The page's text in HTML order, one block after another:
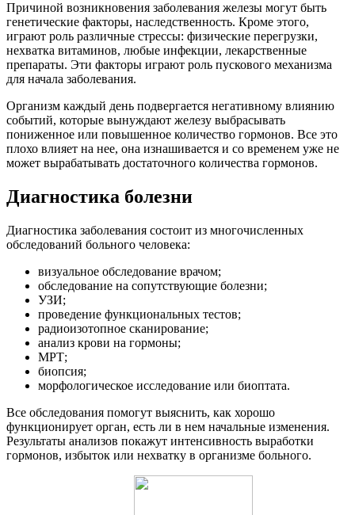
Причиной возникновения заболевания железы могут быть
генетические факторы, наследственность. Кроме этого,
играют роль различные стрессы: физические перегрузки,
нехватка витаминов, любые инфекции, лекарственные
препараты. Эти факторы играют роль пускового механизма
для начала заболевания.
Организм каждый день подвергается негативному влиянию
событий, которые вынуждают железу выбрасывать
пониженное или повышенное количество гормонов. Все это
плохо влияет на нее, она изнашивается и со временем уже не
может вырабатывать достаточного количества гормонов.
Диагностика болезни
Диагностика заболевания состоит из многочисленных
обследований больного человека:
визуальное обследование врачом;
обследование на сопутствующие болезни;
УЗИ;
проведение функциональных тестов;
радиоизотопное сканирование;
анализ крови на гормоны;
МРТ;
биопсия;
морфологическое исследование или биоптата.
Все обследования помогут выяснить, как хорошо
функционирует орган, есть ли в нем начальные изменения.
Результаты анализов покажут интенсивность выработки
гормонов, избыток или нехватку в организме больного.